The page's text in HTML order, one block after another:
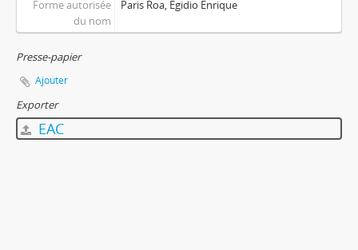
Forme autorisée
du nom
Paris Roa, Egidio Enrique
Presse-papier
Ajouter
Exporter
EAC